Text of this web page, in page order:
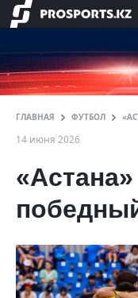
ГЛАВНАЯ ФУТБОЛ
14 июня 2026